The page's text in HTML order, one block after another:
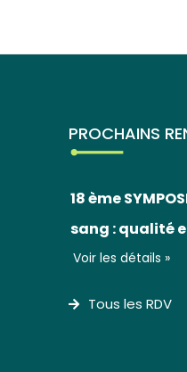
PROCHAINS
18 ème
sang : qualité
Voir les détails »
Tous les RDV